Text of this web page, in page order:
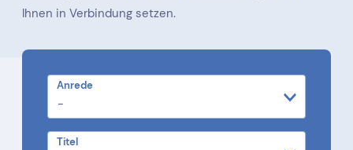
Ihnen in Verbindung setzen.
Anrede
Titel